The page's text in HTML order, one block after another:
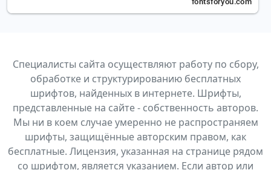
Специалисты сайта осуществляют работу по сбору,
обработке и структурированию бесплатных
шрифтов, найденных в интернете. Шрифты,
представленные на сайте - собственность авторов.
Мы ни в коем случае умеренно не распространяем
шрифты, защищённые авторским правом, как
бесплатные. Лицензия, указанная на странице рядом
со шрифтом, является указанием. Если автор или